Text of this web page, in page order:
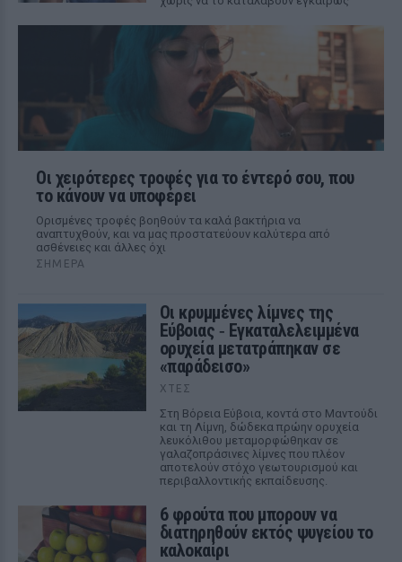
Οι χειρότερες τροφές για το έντερό σου, που
το κάνουν να υποφέρει
Ορισμένες τροφές βοηθούν τα καλά βακτήρια να
αναπτυχθούν, και να μας προστατεύουν καλύτερα από
ασθένειες και άλλες όχι
ΣΉΜΕΡΑ
Οι κρυμμένες λίμνες της
Εύβοιας ‑ Εγκαταλελειμμένα
ορυχεία μετατράπηκαν σε
«παράδεισο»
ΧΤΕΣ
Στη Βόρεια Εύβοια, κοντά στο Μαντούδι
και τη Λίμνη, δώδεκα πρώην ορυχεία
λευκόλιθου μεταμορφώθηκαν σε
γαλαζοπράσινες λίμνες που πλέον
αποτελούν στόχο γεωτουρισμού και
περιβαλλοντικής εκπαίδευσης.
6 φρούτα που μπορουν να
διατηρηθούν εκτός ψυγείου το
καλοκαίρι